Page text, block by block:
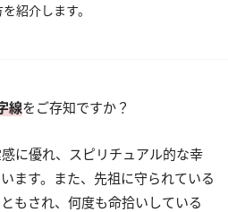
紹介します。
線をご存知ですか？
に優れ、スピリチュアル的な幸
ます。また、先祖に守られている
もされ、何度も命拾いしている